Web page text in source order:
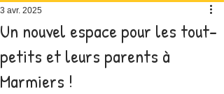
Un nouvel espace pour les tout-
petits et leurs parents à
Marmiers !
3 avr. 2025